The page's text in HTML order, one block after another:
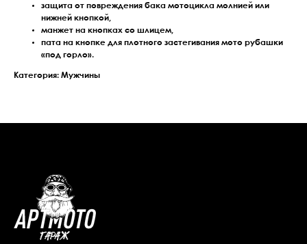
защита от повреждения бака мотоцикла молнией или
нижней кнопкой,
манжет на кнопках со шлицем,
пата на кнопке для плотного застегивания мото рубашки
«под горло».
Категория: Мужчины